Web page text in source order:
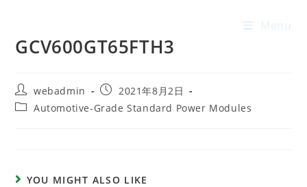
Menu
GCV600GT65FTH3
webadmin
2021年8月2日
Automotive-Grade Standard Power Modules
YOU MIGHT ALSO LIKE